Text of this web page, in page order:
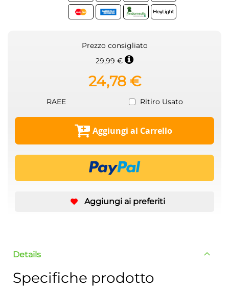
Prezzo consigliato
29,99 €
24,78 €
RAEE Ritiro Usato
Aggiungi al Carrello
Aggiungi ai preferiti
Details
Specifiche prodotto